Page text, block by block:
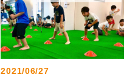
2021/06/27